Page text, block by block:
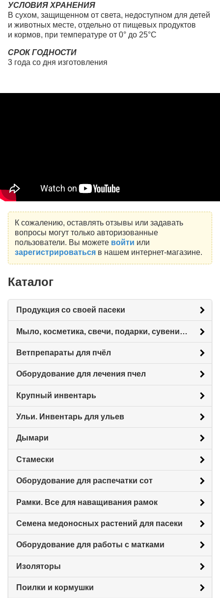
УСЛОВИЯ ХРАНЕНИЯ
В сухом, защищенном от света, недоступном для детей
и животных месте, отдельно от пищевых продуктов
и кормов, при температуре от 0° до 25°С
СРОК ГОДНОСТИ
3 года со дня изготовления
К сожалению, оставлять отзывы или задавать
вопросы могут только авторизованные
пользователи. Вы можете войти или
зарегистрироватьсяв нашем интернет-магазине.
Каталог
Продукция со своей пасеки
Мыло, косметика, свечи, подарки, сувениры.
Ветпрепараты для пчёл
Оборудование для лечения пчел
Крупный инвентарь
Ульи. Инвентарь для ульев
Дымари
Стамески
Оборудование для распечатки сот
Рамки. Все для наващивания рамок
Семена медоносных растений для пасеки
Оборудование для работы с матками
Изоляторы
Поилки и кормушки